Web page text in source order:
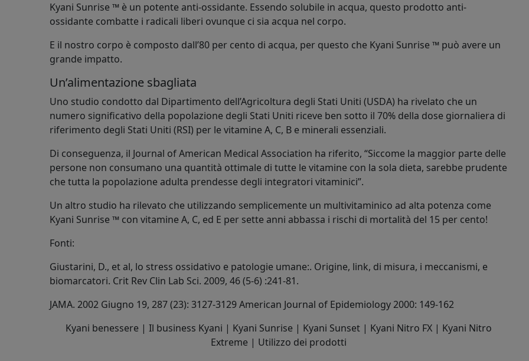
Kyani Sunrise ™ è un potente anti-ossidante. Essendo solubile in acqua, questo prodotto anti-
ossidante combatte i radicali liberi ovunque ci sia acqua nel corpo.
E il nostro corpo è composto dall’80 per cento di acqua, per questo che Kyani Sunrise ™ può avere un
grande impatto.
Un’alimentazione sbagliata
Uno studio condotto dal Dipartimento dell’Agricoltura degli Stati Uniti (USDA) ha rivelato che un
numero significativo della popolazione degli Stati Uniti riceve ben sotto il 70% della dose giornaliera di
riferimento degli Stati Uniti (RSI) per le vitamine A, C, B e minerali essenziali.
Di conseguenza, il Journal of American Medical Association ha riferito, “Siccome la maggior parte delle
persone non consumano una quantità ottimale di tutte le vitamine con la sola dieta, sarebbe prudente
che tutta la popolazione adulta prendesse degli integratori vitaminici”.
Un altro studio ha rilevato che utilizzando semplicemente un multivitaminico ad alta potenza come
Kyani Sunrise ™ con vitamine A, C, ed E per sette anni abbassa i rischi di mortalità del 15 per cento!
Fonti:
Giustarini, D., et al, lo stress ossidativo e patologie umane:. Origine, link, di misura, i meccanismi, e
biomarcatori. Crit Rev Clin Lab Sci. 2009, 46 (5-6) :241-81.
JAMA. 2002 Giugno 19, 287 (23): 3127-3129 American Journal of Epidemiology 2000: 149-162
Kyani benessere | Il business Kyani | Kyani Sunrise | Kyani Sunset | Kyani Nitro FX | Kyani Nitro
Extreme | Utilizzo dei prodotti